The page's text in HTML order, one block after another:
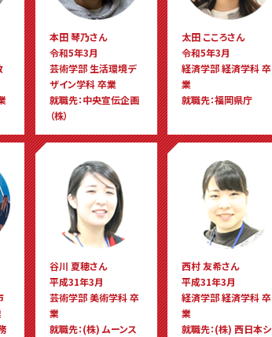
本田 琴乃さん
令和5年3月
芸術学部 生活環境デ
ザイン学科 卒業
就職先：中央宣伝企画
（株）
太田 こころさん
令和5年3月
経済学部 経済学科 卒
業
就職先：福岡県庁
谷川 夏穂さん
平成31年3月
芸術学部 美術学科 卒
業
就職先：(株) ムーンス
西村 友希さん
平成31年3月
経済学部 経済学科 卒
業
就職先：(株) 西日本シ